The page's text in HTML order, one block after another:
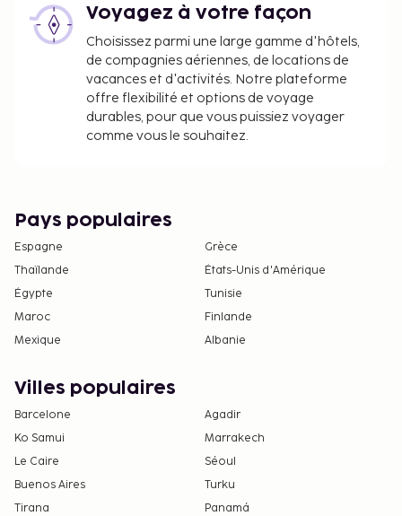
Voyagez à votre façon
Choisissez parmi une large gamme d'hôtels,
de compagnies aériennes, de locations de
vacances et d'activités. Notre plateforme
offre flexibilité et options de voyage
durables, pour que vous puissiez voyager
comme vous le souhaitez.
Pays populaires
Espagne
Grèce
Thaïlande
États-Unis d'Amérique
Égypte
Tunisie
Maroc
Finlande
Mexique
Albanie
Villes populaires
Barcelone
Agadir
Ko Samui
Marrakech
Le Caire
Séoul
Buenos Aires
Turku
Tirana
Panamá